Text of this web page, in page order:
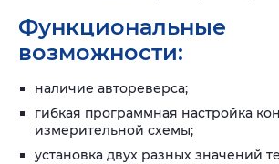
Функциональные
возможности:
наличие автореверса;
гибкая программная настройка
измерительной схемы;
установка двух разных значений